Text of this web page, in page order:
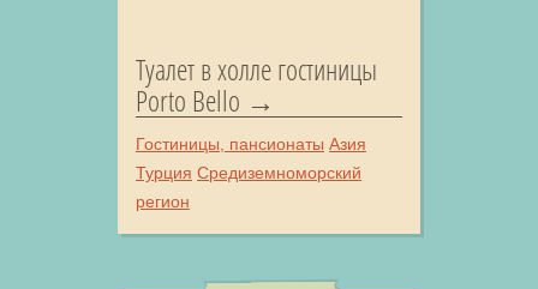
Туалет в холле гостиницы
Porto Bello
Гостиницы, пансионаты Азия
Турция Средиземноморский
регион